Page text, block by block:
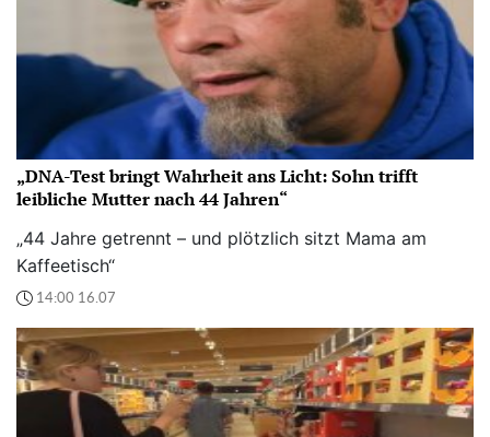
„DNA-Test bringt Wahrheit ans Licht: Sohn trifft
leibliche Mutter nach 44 Jahren“
„44 Jahre getrennt – und plötzlich sitzt Mama am
Kaffeetisch“
14:00 16.07